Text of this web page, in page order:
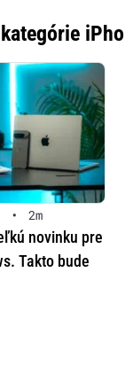
• 2m
novinku pre
Takto bude